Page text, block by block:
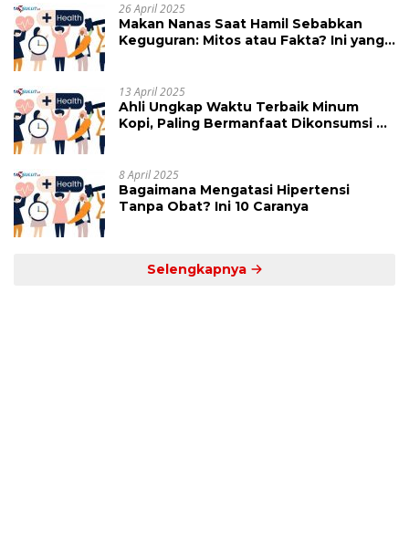
26 April 2025
Makan Nanas Saat Hamil Sebabkan
Keguguran: Mitos atau Fakta? Ini yang
13 April 2025
Ahli Ungkap Waktu Terbaik Minum
Kopi, Paling Bermanfaat Dikonsumsi di
8 April 2025
Bagaimana Mengatasi Hipertensi
Tanpa Obat? Ini 10 Caranya
Selengkapnya